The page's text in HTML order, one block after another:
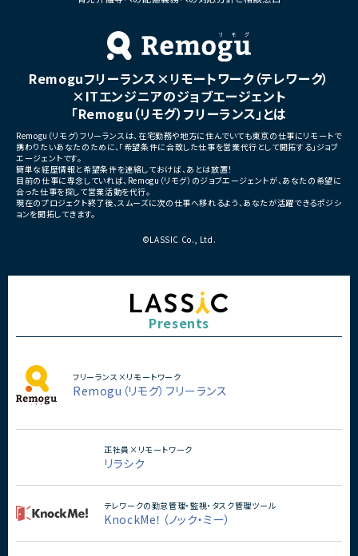
■担当工程
・要件定義
・仕様設計
・プロダクト企画
・開発推進
・運用改善
・フルリモート勤務可能
・10:15から朝会あり
・長期参画前提案件
Remoguフリーランス×リモートワーク（テレワーク）
×ITエンジニアのジョブエージェント
「Remogu（リモグ）フリーランス」とは
Remogu（リモグ）フリーランスは、在宅勤務や地方に住んでいても東京の仕事にリモートで
携わりたいあなたのために、「希望条件に合致した仕事を営業代行として開拓する」ジョブ
エージェントです。
簡単な経歴情報と希望条件を連絡しておけば、あとは放置！
目前の仕事に専念していれば、Remogu（リモグ）のジョブエージェントが、あなたの希望に
合った仕事を探して営業活動を代行。
現在のプロジェクト終了後、スムーズに次の仕事へ移れるよう、あなたが活躍できるポジシ
ョンを開拓してきます。
©LASSIC Co., Ltd.
Presents
フリーランス×リモートワーク
Remogu（リモグ）フリーランス
正社員×リモートワーク
リラシク
テレワークの勤怠管理・監視・タスク管理ツール
KnockMe！（ノック・ミー）